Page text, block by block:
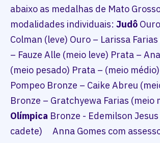
abaixo as medalhas de Mato
modalidades individuais: Judô
Colman (leve) Ouro – Larissa
– Fauze Alle (meio leve) Prata –
(meio pesado) Prata – (meio
Pompeo Bronze – Caike Abreu
Bronze – Gratchyewa Farias (meio
Olímpica Bronze - Edemilson
cadete) Anna Gomes com